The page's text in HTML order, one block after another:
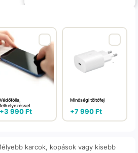
Védőfólia,
felhelyezéssel
+3 990Ft
Minőségi töltőfej
+7 990Ft
karcok, kopások vagy kisebb